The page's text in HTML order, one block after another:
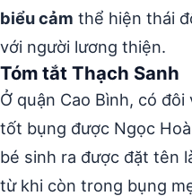
biểu cảm thể hiện thái
với người lương thiện.
Tóm tắt Thạch Sanh
Ở quận Cao Bình, có
tốt bụng được Ngọc
bé sinh ra được đặt tên
từ khi còn trong bụng